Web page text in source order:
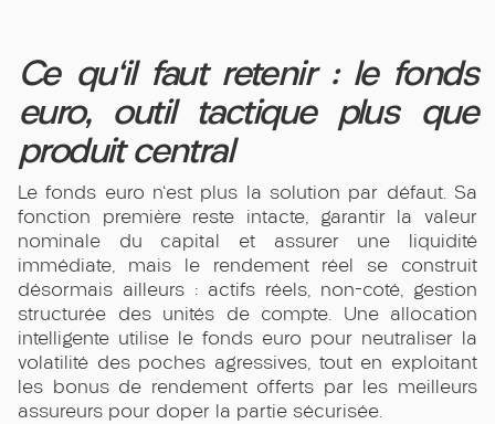
Ce qu'il faut retenir : le fonds
euro, outil tactique plus que
produit central
Le fonds euro n'est plus la solution par défaut. Sa
fonction première reste intacte, garantir la valeur
nominale du capital et assurer une liquidité
immédiate, mais le rendement réel se construit
désormais ailleurs : actifs réels, non-coté, gestion
structurée des unités de compte. Une allocation
intelligente utilise le fonds euro pour neutraliser la
volatilité des poches agressives, tout en exploitant
les bonus de rendement offerts par les meilleurs
assureurs pour doper la partie sécurisée.